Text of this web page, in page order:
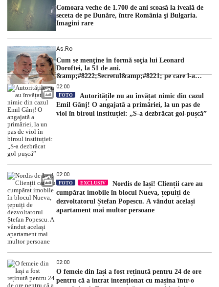
Comoara veche de 1.700 de ani scoasă la iveală de
seceta de pe Dunăre, între România şi Bulgaria.
Imagini rare
As.ro
Cum se menţine în formă soţia lui Leonard
Doroftei, la 51 de ani.
&amp;#8222;Secretul&amp;#8221; pe care l-a
dezvăluit
02:00
FOTO
Autoritățile nu au învățat nimic din cazul
Emil Gânj! O angajată a primăriei, la un pas de
viol în biroul instituției: „S-a dezbrăcat gol-pușcă”
02:00
FOTO EXCLUSIV
Nordis de Iași! Clienții care au
cumpărat imobile în blocul Nueva, țepuiți de
dezvoltatorul Ștefan Popescu. A vândut același
apartament mai multor persoane
02:00
O femeie din Iași a fost reținută pentru 24 de ore
pentru că a intrat intenționat cu mașina într-o